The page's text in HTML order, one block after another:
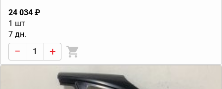
24 034 ₽
1 шт
7 дн.
− +